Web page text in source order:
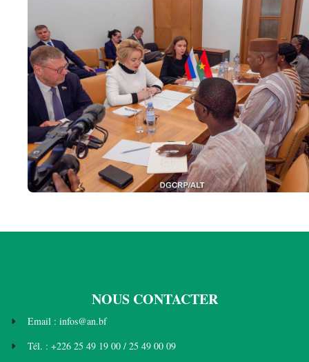
NOUS CONTACTER
Email : infos@an.bf
Tél. : +226 25 49 19 00 / 25 49 00 09